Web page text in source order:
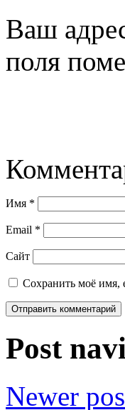
Ваш
поля
Имя *
Email *
Сайт
Сохранить моё имя,
Post
Newer